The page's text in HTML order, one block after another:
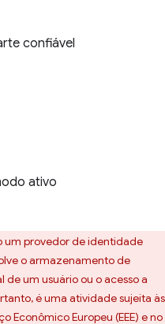
confiável
ativo
um provedor de identidade
o armazenamento de
um usuário ou o acesso a
é uma atividade sujeita às
Econômico Europeu (EEE) e no